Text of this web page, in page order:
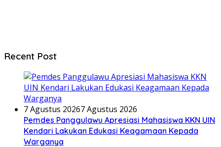
Recent Post
7 Agustus 20267 Agustus 2026
Pemdes Panggulawu Apresiasi Mahasiswa KKN UIN
Kendari Lakukan Edukasi Keagamaan Kepada
Warganya